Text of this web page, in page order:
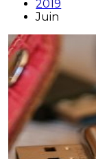
2019
Juin